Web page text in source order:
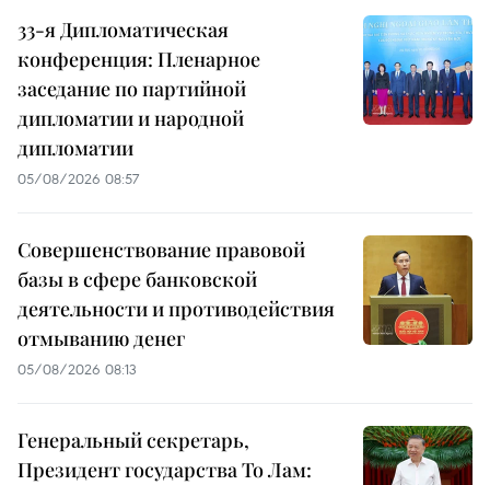
33-я Дипломатическая
конференция: Пленарное
заседание по партийной
дипломатии и народной
дипломатии
05/08/2026 08:57
Совершенствование правовой
базы в сфере банковской
деятельности и противодействия
отмыванию денег
05/08/2026 08:13
Генеральный секретарь,
Президент государства То Лам: